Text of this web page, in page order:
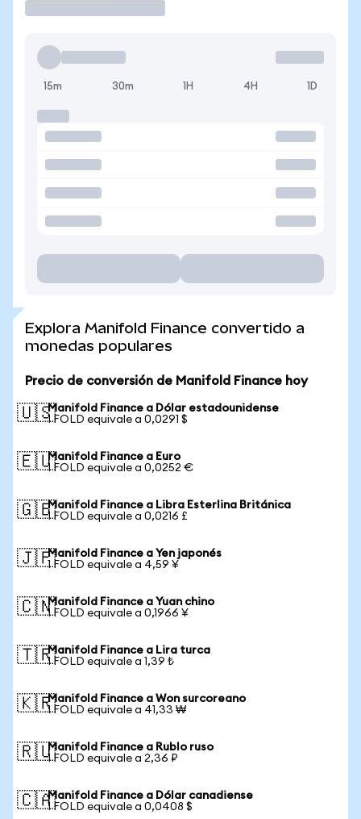
15m 30m 1H 4H 1D
Explora Manifold Finance convertido a
monedas populares
Precio de conversión de Manifold Finance hoy
🇺🇸Manifold Finance a Dólar estadounidense
1 FOLD equivale a 0,0291 $
🇪🇺Manifold Finance a Euro
1 FOLD equivale a 0,0252 €
🇬🇧Manifold Finance a Libra Esterlina Británica
1 FOLD equivale a 0,0216 £
🇯🇵Manifold Finance a Yen japonés
1 FOLD equivale a 4,59 ¥
🇨🇳Manifold Finance a Yuan chino
1 FOLD equivale a 0,1966 ¥
🇹🇷Manifold Finance a Lira turca
1 FOLD equivale a 1,39 ₺
🇰🇷Manifold Finance a Won surcoreano
1 FOLD equivale a 41,33 ₩
🇷🇺Manifold Finance a Rublo ruso
1 FOLD equivale a 2,36 ₽
🇨🇦Manifold Finance a Dólar canadiense
1 FOLD equivale a 0,0408 $